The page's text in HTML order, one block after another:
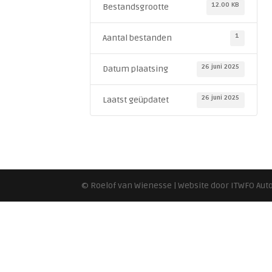
Bestandsgrootte 12.00 KB
Aantal bestanden 1
Datum plaatsing 26 juni 2025
Laatst geüpdatet 26 juni 2025
© Roelof van Wienesse | Website door ITWFO